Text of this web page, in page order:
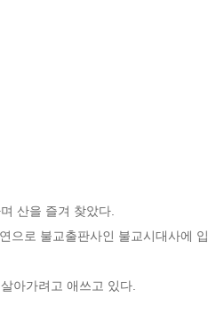
산을 즐겨 찾았다.
으로 불교출판사인 불교시대사에 입
아가려고 애쓰고 있다.